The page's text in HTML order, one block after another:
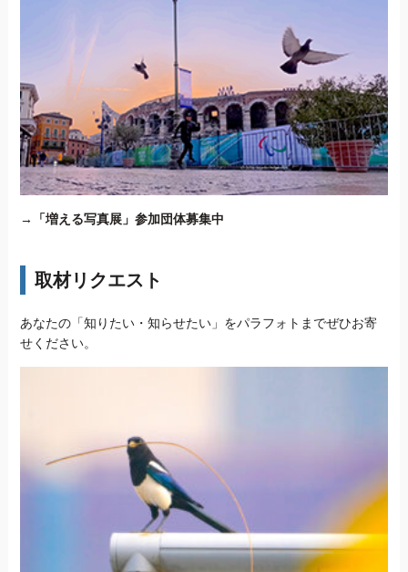
→ 「増える写真展」参加団体募集中
取材リクエスト
あなたの「知りたい・知らせたい」をパラフォトまでぜひお寄
せください。